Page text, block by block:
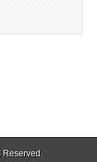
Reserved.